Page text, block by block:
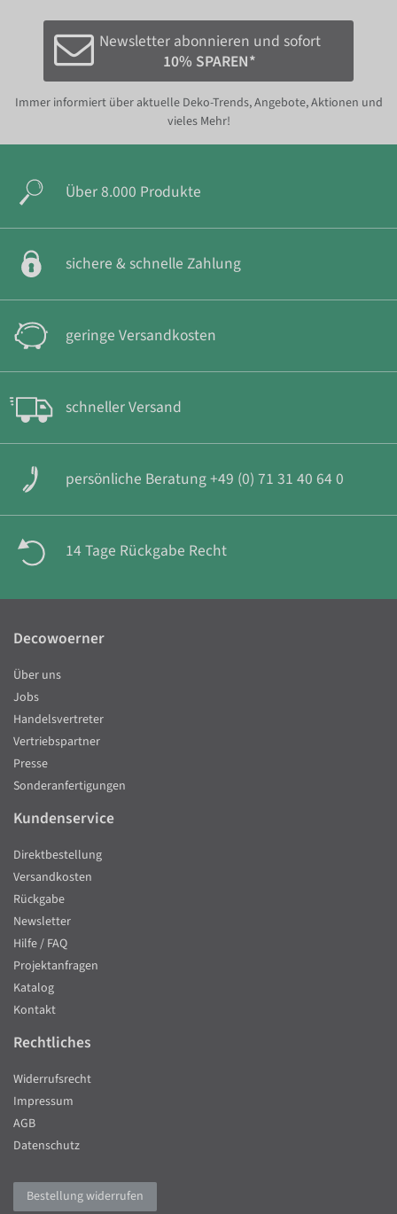
Newsletter abonnieren und sofort
10% SPAREN*
Immer informiert über aktuelle Deko-Trends, Angebote, Aktionen und
vieles Mehr!
Über 8.000 Produkte
sichere & schnelle Zahlung
geringe Versandkosten
schneller Versand
persönliche Beratung +49 (0) 71 31 40 64 0
14 Tage Rückgabe Recht
Decowoerner
Über uns
Jobs
Handelsvertreter
Vertriebspartner
Presse
Sonderanfertigungen
Kundenservice
Direktbestellung
Versandkosten
Rückgabe
Newsletter
Hilfe / FAQ
Projektanfragen
Katalog
Kontakt
Rechtliches
Widerrufsrecht
Impressum
AGB
Datenschutz
Bestellung widerrufen